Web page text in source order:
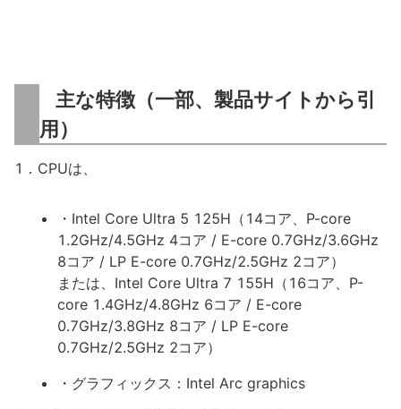
主な特徴（一部、製品サイトから引
用）
1．CPUは、
・Intel Core Ultra 5 125H（14コア、P-core
1.2GHz/4.5GHz 4コア / E-core 0.7GHz/3.6GHz
8コア / LP E-core 0.7GHz/2.5GHz 2コア）
または、Intel Core Ultra 7 155H（16コア、P-
core 1.4GHz/4.8GHz 6コア / E-core
0.7GHz/3.8GHz 8コア / LP E-core
0.7GHz/2.5GHz 2コア）
・グラフィックス：Intel Arc graphics